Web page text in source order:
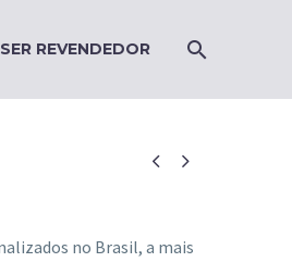
REVENDEDOR
 
no Brasil, a mais